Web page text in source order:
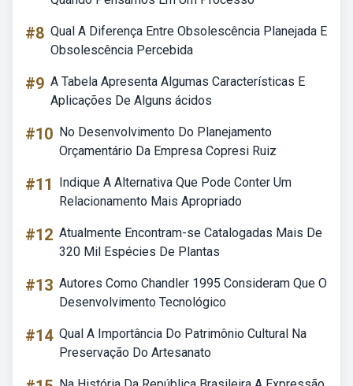
#8 Qual A Diferença Entre Obsolescência Planejada E
Obsolescência Percebida
#9 A Tabela Apresenta Algumas Características E
Aplicações De Alguns ácidos
#10 No Desenvolvimento Do Planejamento
Orçamentário Da Empresa Copresi Ruiz
#11
Indique A Alternativa Que Pode Conter Um
Relacionamento Mais Apropriado
#12 Atualmente Encontram-se Catalogadas Mais De
320 Mil Espécies De Plantas
#13 Autores Como Chandler 1995 Consideram Que O
Desenvolvimento Tecnológico
#14 Qual A Importância Do Patrimônio Cultural Na
Preservação Do Artesanato